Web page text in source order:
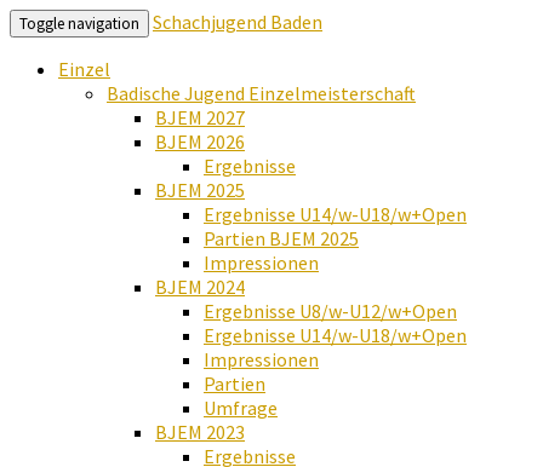
Toggle navigation
Schachjugend Baden
Einzel
Badische Jugend Einzelmeisterschaft
BJEM 2027
BJEM 2026
Ergebnisse
BJEM 2025
Ergebnisse U14/w-U18/w+Open
Partien BJEM 2025
Impressionen
BJEM 2024
Ergebnisse U8/w-U12/w+Open
Ergebnisse U14/w-U18/w+Open
Impressionen
Partien
Umfrage
BJEM 2023
Ergebnisse